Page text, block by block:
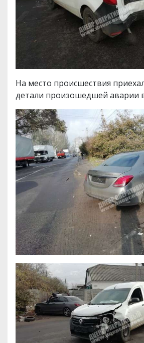
На место происшествия
детали произошедшей аварии